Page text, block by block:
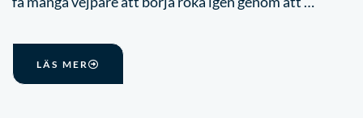
LÄS MER